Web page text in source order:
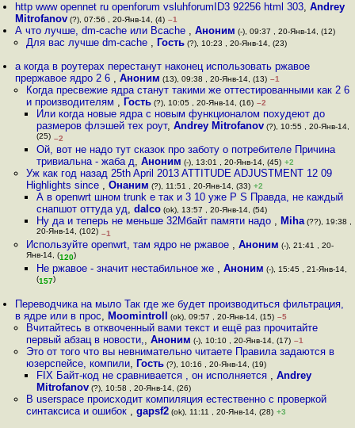
http www opennet ru openforum vsluhforumID3 92256 html 303,Andrey
Mitrofanov (?), 07:56 , 20-Янв-14, (4) –1
А что лучше, dm-cache или Bcache ,Аноним (-), 09:37 , 20-Янв-14, (12)
Для вас лучше dm-cache , Гость(?), 10:23 , 20-Янв-14, (23)
а когда в роутерах перестанут наконец использовать ржавое
прержавое ядро 2 6 ,Аноним (13), 09:38 , 20-Янв-14, (13) –1
Когда пресвежие ядра станут такими же оттестированными как 2 6
и производителям , Гость(?), 10:05 , 20-Янв-14, (16) –2
Или когда новые ядра с новым функционалом похудеют до
размеров флэшей тех роут, Andrey Mitrofanov(?), 10:55 , 20-Янв-14,
(25) –2
Ой, вот не надо тут сказок про заботу о потребителе Причина
тривиальна - жаба д, Аноним (-), 13:01 , 20-Янв-14, (45) +2
Уж как год назад 25th April 2013 ATTITUDE ADJUSTMENT 12 09
Highlights since , Онаним (?), 11:51 , 20-Янв-14, (33) +2
А в openwrt шном trunk е так и 3 10 уже P S Правда, не каждый
снапшот оттуда уд, dalco(ok), 13:57 , 20-Янв-14, (54)
Ну да и теперь не меньше 32Мбайт памяти надо , Miha(??), 19:38 ,
20-Янв-14, (102) –1
Используйте openwrt, там ядро не ржавое , Аноним (-), 21:41 , 20-
Янв-14, (120)
Не ржавое - значит нестабильное же , Аноним (-), 15:45 , 21-Янв-14,
(157)
Переводчика на мыло Так где же будет производиться фильтрация,
в ядре или в прос, Moomintroll (ok), 09:57 , 20-Янв-14, (15) –5
Вчитайтесь в отквоченный вами текст и ещё раз прочитайте
первый абзац в новости,, Аноним (-), 10:10 , 20-Янв-14, (17) –1
Это от того что вы невнимательно читаете Правила задаются в
юзерспейсе, компили, Гость(?), 10:16 , 20-Янв-14, (19)
FIX Байт-код не сравнивается , он исполняется , Andrey
Mitrofanov(?), 10:58 , 20-Янв-14, (26)
В userspace происходит компиляция естественно с проверкой
синтаксиса и ошибок , gapsf2(ok), 11:11 , 20-Янв-14, (28) +3